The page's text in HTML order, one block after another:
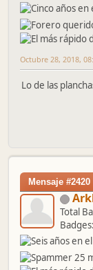
Octubre 28, 2018,
Lo de las
Mensaje #2420
Total
Badges: